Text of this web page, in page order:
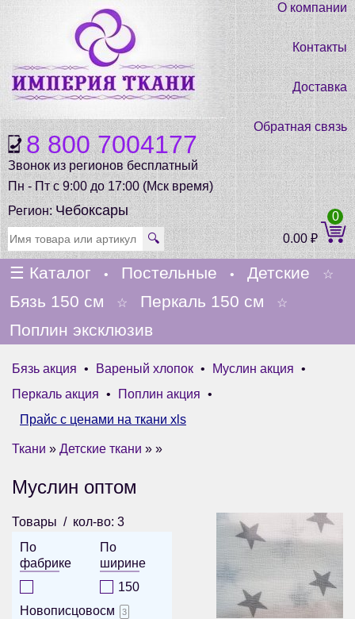
8 800 7004177
Звонок из регионов бесплатный
Пн - Пт с 9:00 до 17:00 (Мск время)
О компании
Контакты
Доставка
Обратная связь
Регион:Чебоксары
🔍 0.00₽
0
☰ Каталог • Постельные • Детские ☆
Бязь 150 см ☆ Перкаль 150 см ☆
Поплин эксклюзив
Бязь акция • Вареный хлопок • Муслин акция •
Перкаль акция • Поплин акция •
Прайс с ценами на ткани xls
Ткани » Детские ткани » »
Муслин оптом
Товары
кол-во: 3
По
фабрике
Новописцово
По
ширине
150
см
3